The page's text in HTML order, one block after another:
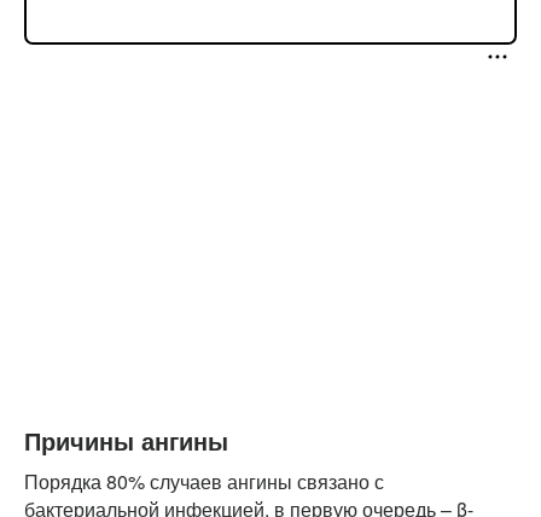
Причины ангины
Порядка 80% случаев ангины связано с
бактериальной инфекцией, в первую очередь – β-